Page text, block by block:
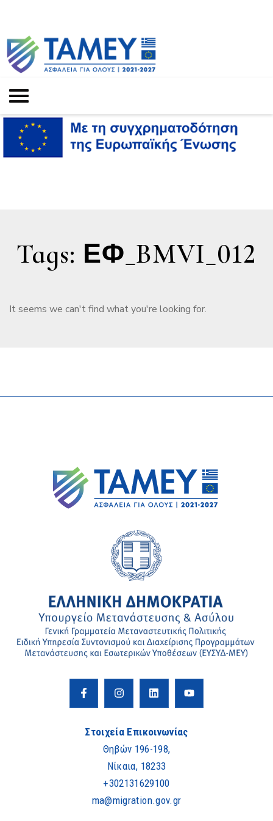
Tags: ΕΦ_BMVI_012
It seems we can't find what you're looking for.
Στοιχεία Επικοινωνίας
Θηβών 196-198,
Νίκαια, 18233
+302131629100
ma@migration.gov.gr